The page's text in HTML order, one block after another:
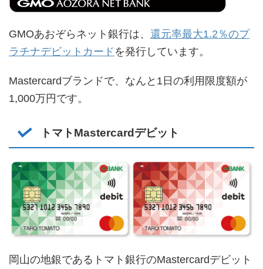
GMOあおぞらネット銀行は、 還元率最大1.2％のプ
ラチナデビットカード を発行しています。
Mastercardブランドで、なんと1日の利用限度額が
1,000万円です。
トマトMastercardデビット
岡山の地銀であるトマト銀行のMastercardデビット